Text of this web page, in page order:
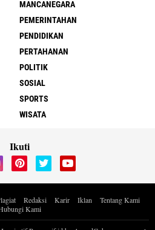
MANCANEGARA
PEMERINTAHAN
PENDIDIKAN
PERTAHANAN
POLITIK
SOSIAL
SPORTS
WISATA
Ikuti
Redaksi Karir Iklan
Tentang Kami
Kami